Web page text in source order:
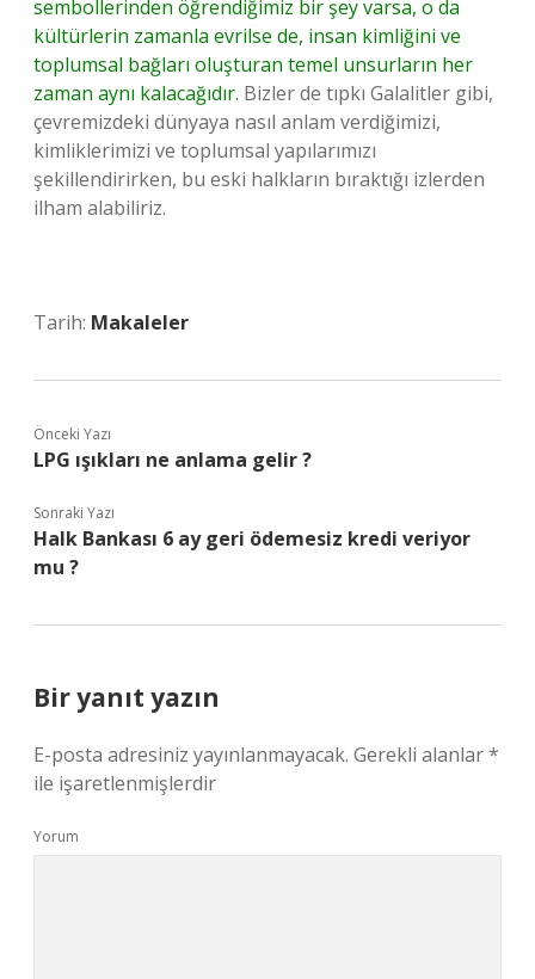
sembollerinden öğrendiğimiz bir şey varsa, o da
kültürlerin zamanla evrilse de, insan kimliğini ve
toplumsal bağları oluşturan temel unsurların her
zaman aynı kalacağıdır. Bizler de tıpkı Galalitler gibi,
çevremizdeki dünyaya nasıl anlam verdiğimizi,
kimliklerimizi ve toplumsal yapılarımızı
şekillendirirken, bu eski halkların bıraktığı izlerden
ilham alabiliriz.
Tarih: Makaleler
Önceki Yazı
LPG ışıkları ne anlama gelir ?
Sonraki Yazı
Halk Bankası 6 ay geri ödemesiz kredi veriyor
mu ?
Bir yanıt yazın
E-posta adresiniz yayınlanmayacak. Gerekli alanlar*
ile işaretlenmişlerdir
Yorum